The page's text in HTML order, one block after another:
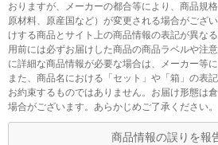
おりますが、メーカーの都合等により、商品規
原材料、原産国など）が変更される場合がござ
けする商品とサイト上の商品情報の表記が異な
用前には必ずお届けした商品の商品ラベルや注
に詳細な商品情報が必要な場合は、メーカー等
また、商品名における「セット」や「箱」の表
お約束するものではありません。お届け形態は
場合がございます。あらかじめご了承ください。
商品情報の誤りを報